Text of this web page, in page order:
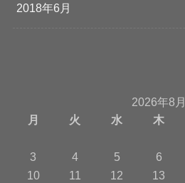
2018年6月
2026年8月
月
火 水 木
3
4 5 6
10
11 12 13